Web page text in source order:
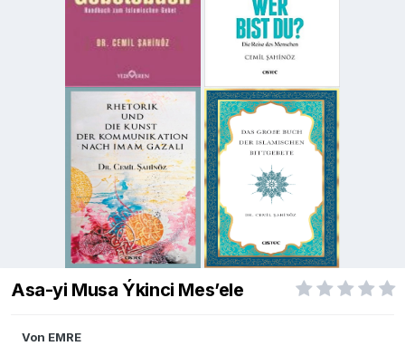
Asa-yi Musa Ýkinci Mes’ele
Von EMRE